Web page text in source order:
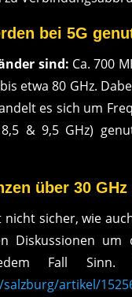
bei 5G
sind: Ca. 700
etwa 80 GHz.
es sich um
8,5 & 9,5 GHz)
über 30
sicher, wie
Diskussionen um
Fall Sinn.
artikel/